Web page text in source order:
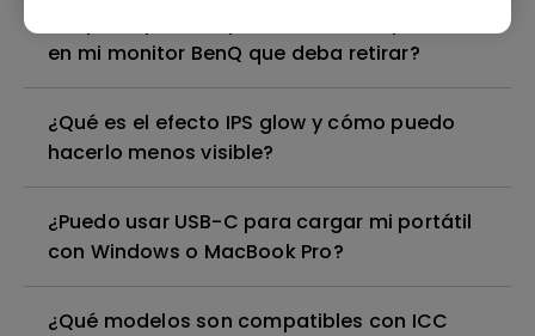
en mi monitor BenQ que deba retirar?
¿Qué es el efecto IPS glow y cómo puedo
hacerlo menos visible?
¿Puedo usar USB-C para cargar mi portátil
con Windows o MacBook Pro?
¿Qué modelos son compatibles con ICC